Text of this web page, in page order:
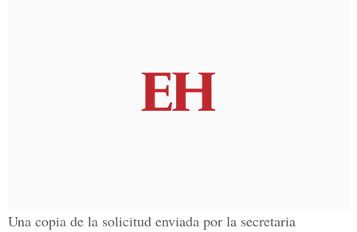
Una copia de la solicitud enviada por la secretaria